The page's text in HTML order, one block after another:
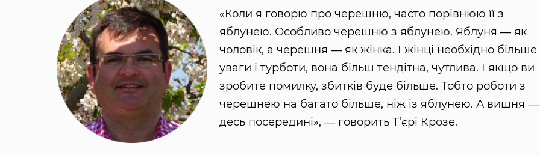
«Коли я говорю про черешню, часто порівнюю її з
яблунею. Особливо черешню з яблунею. Яблуня ― як
чоловік, а черешня ― як жінка. І жінці необхідно більше
уваги і турботи, вона більш тендітна, чутлива. І якщо ви
зробите помилку, збитків буде більше. Тобто роботи з
черешнею на багато більше, ніж із яблунею. А вишня
десь посередині», ― говорить Т’єрі Крозе.